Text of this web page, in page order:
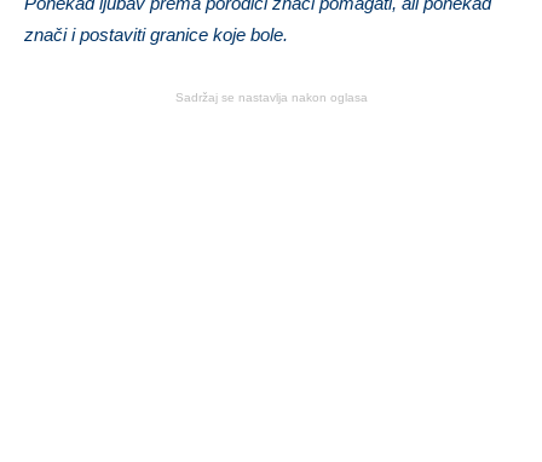
znači i postaviti granice koje bole.
Sadržaj se nastavlja nakon oglasa